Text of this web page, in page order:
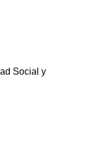
Social y